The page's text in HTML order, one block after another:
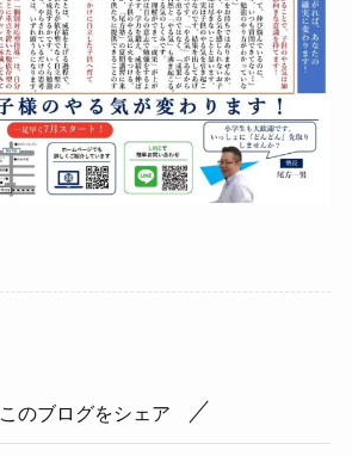
このブログをシェア